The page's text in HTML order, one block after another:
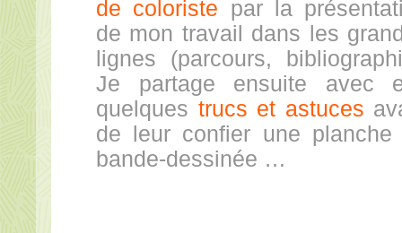
de coloriste par la
de mon travail dans les
lignes (parcours,
Je partage ensuite avec
quelques trucs et astuces
de leur confier une planche
bande-dessinée …